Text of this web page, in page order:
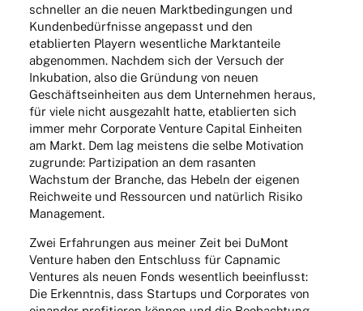
schnel­ler an die neuen Markt­be­din­gun­gen und
Kunden­be­dürf­nisse ange­passt und den
etablier­ten Play­ern wesent­li­che Markt­an­teile
abge­nom­men. Nach­dem sich der Versuch der
Inku­ba­tion, also die Grün­dung von neuen
Geschäfts­ein­hei­ten aus dem Unter­neh­men heraus,
für viele nicht ausge­zahlt hatte, etablier­ten sich
immer mehr Corpo­rate Venture Capi­tal Einhei­ten
am Markt. Dem lag meis­tens die selbe Moti­va­tion
zugrunde: Parti­zi­pa­tion an dem rasan­ten
Wachs­tum der Bran­che, das Hebeln der eige­nen
Reich­weite und Ressour­cen und natür­lich Risiko
Management.
Zwei Erfah­run­gen aus meiner Zeit bei DuMont
Venture haben den Entschluss für Capna­mic
Ventures als neuen Fonds wesent­lich beein­flusst:
Die Erkennt­nis, dass Start­ups und Corpo­ra­tes von